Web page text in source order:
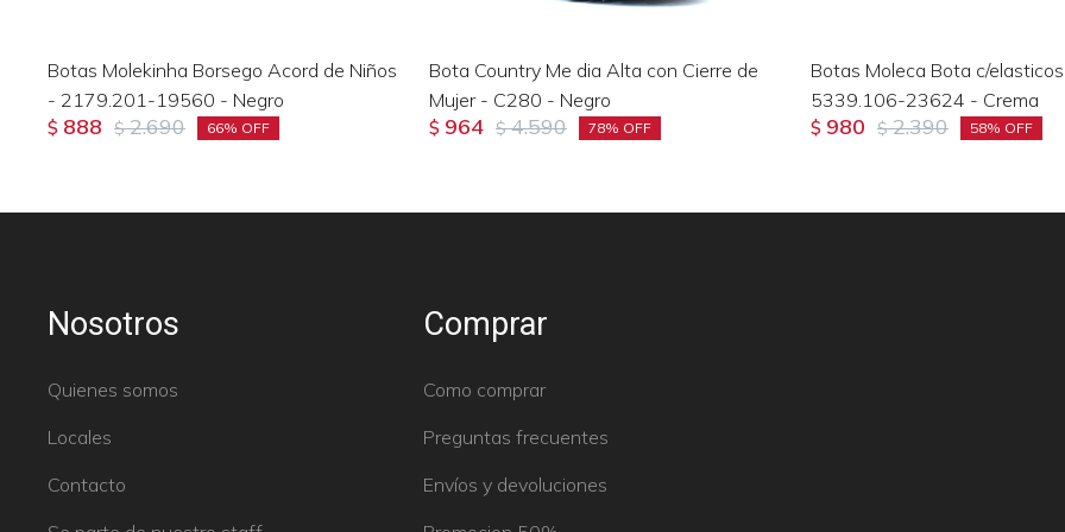
Botas Molekinha Borsego Acord de Niños
- 2179.201-19560 - Negro
$ 888 $ 2.690 66
Bota Country Me dia Alta con Cierre de
Mujer - C280 - Negro
$ 964 $ 4.590 78
Botas Moleca Bota c/
5339.106-23624 - Crema
$ 980 $ 2.390 58
Nosotros
Quienes somos
Locales
Contacto
Comprar
Como comprar
Preguntas frecuentes
Envíos y devoluciones